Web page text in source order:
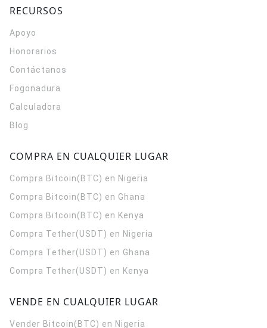
RECURSOS
Apoyo
Honorarios
Contáctanos
Fogonadura
Calculadora
Blog
COMPRA EN CUALQUIER LUGAR
Compra Bitcoin(BTC) en Nigeria
Compra Bitcoin(BTC) en Ghana
Compra Bitcoin(BTC) en Kenya
Compra Tether(USDT) en Nigeria
Compra Tether(USDT) en Ghana
Compra Tether(USDT) en Kenya
VENDE EN CUALQUIER LUGAR
Vender Bitcoin(BTC) en Nigeria